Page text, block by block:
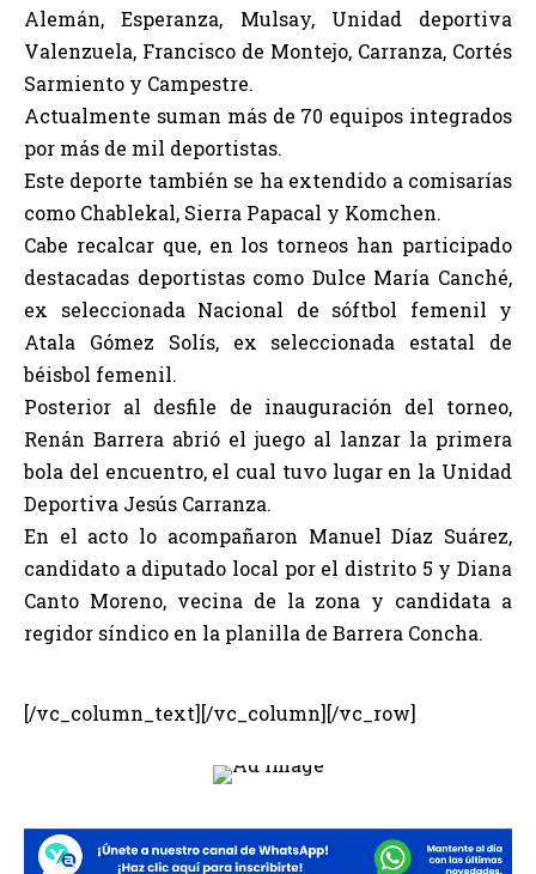
Alemán, Esperanza, Mulsay, Unidad deportiva
Valenzuela, Francisco de Montejo, Carranza, Cortés
Sarmiento y Campestre.
Actualmente suman más de 70 equipos integrados
por más de mil deportistas.
Este deporte también se ha extendido a comisarías
como Chablekal, Sierra Papacal y Komchen.
Cabe recalcar que, en los torneos han participado
destacadas deportistas como Dulce María Canché,
ex seleccionada Nacional de sóftbol femenil y
Atala Gómez Solís, ex seleccionada estatal de
béisbol femenil.
Posterior al desfile de inauguración del torneo,
Renán Barrera abrió el juego al lanzar la primera
bola del encuentro, el cual tuvo lugar en la Unidad
Deportiva Jesús Carranza.
En el acto lo acompañaron Manuel Díaz Suárez,
candidato a diputado local por el distrito 5 y Diana
Canto Moreno, vecina de la zona y candidata a
regidor síndico en la planilla de Barrera Concha.
[/vc_column_text][/vc_column][/vc_row]